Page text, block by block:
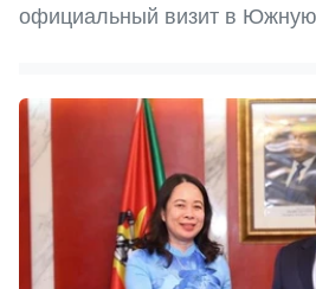
официальный визит в